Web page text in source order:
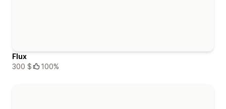
Flux
300 $
100%